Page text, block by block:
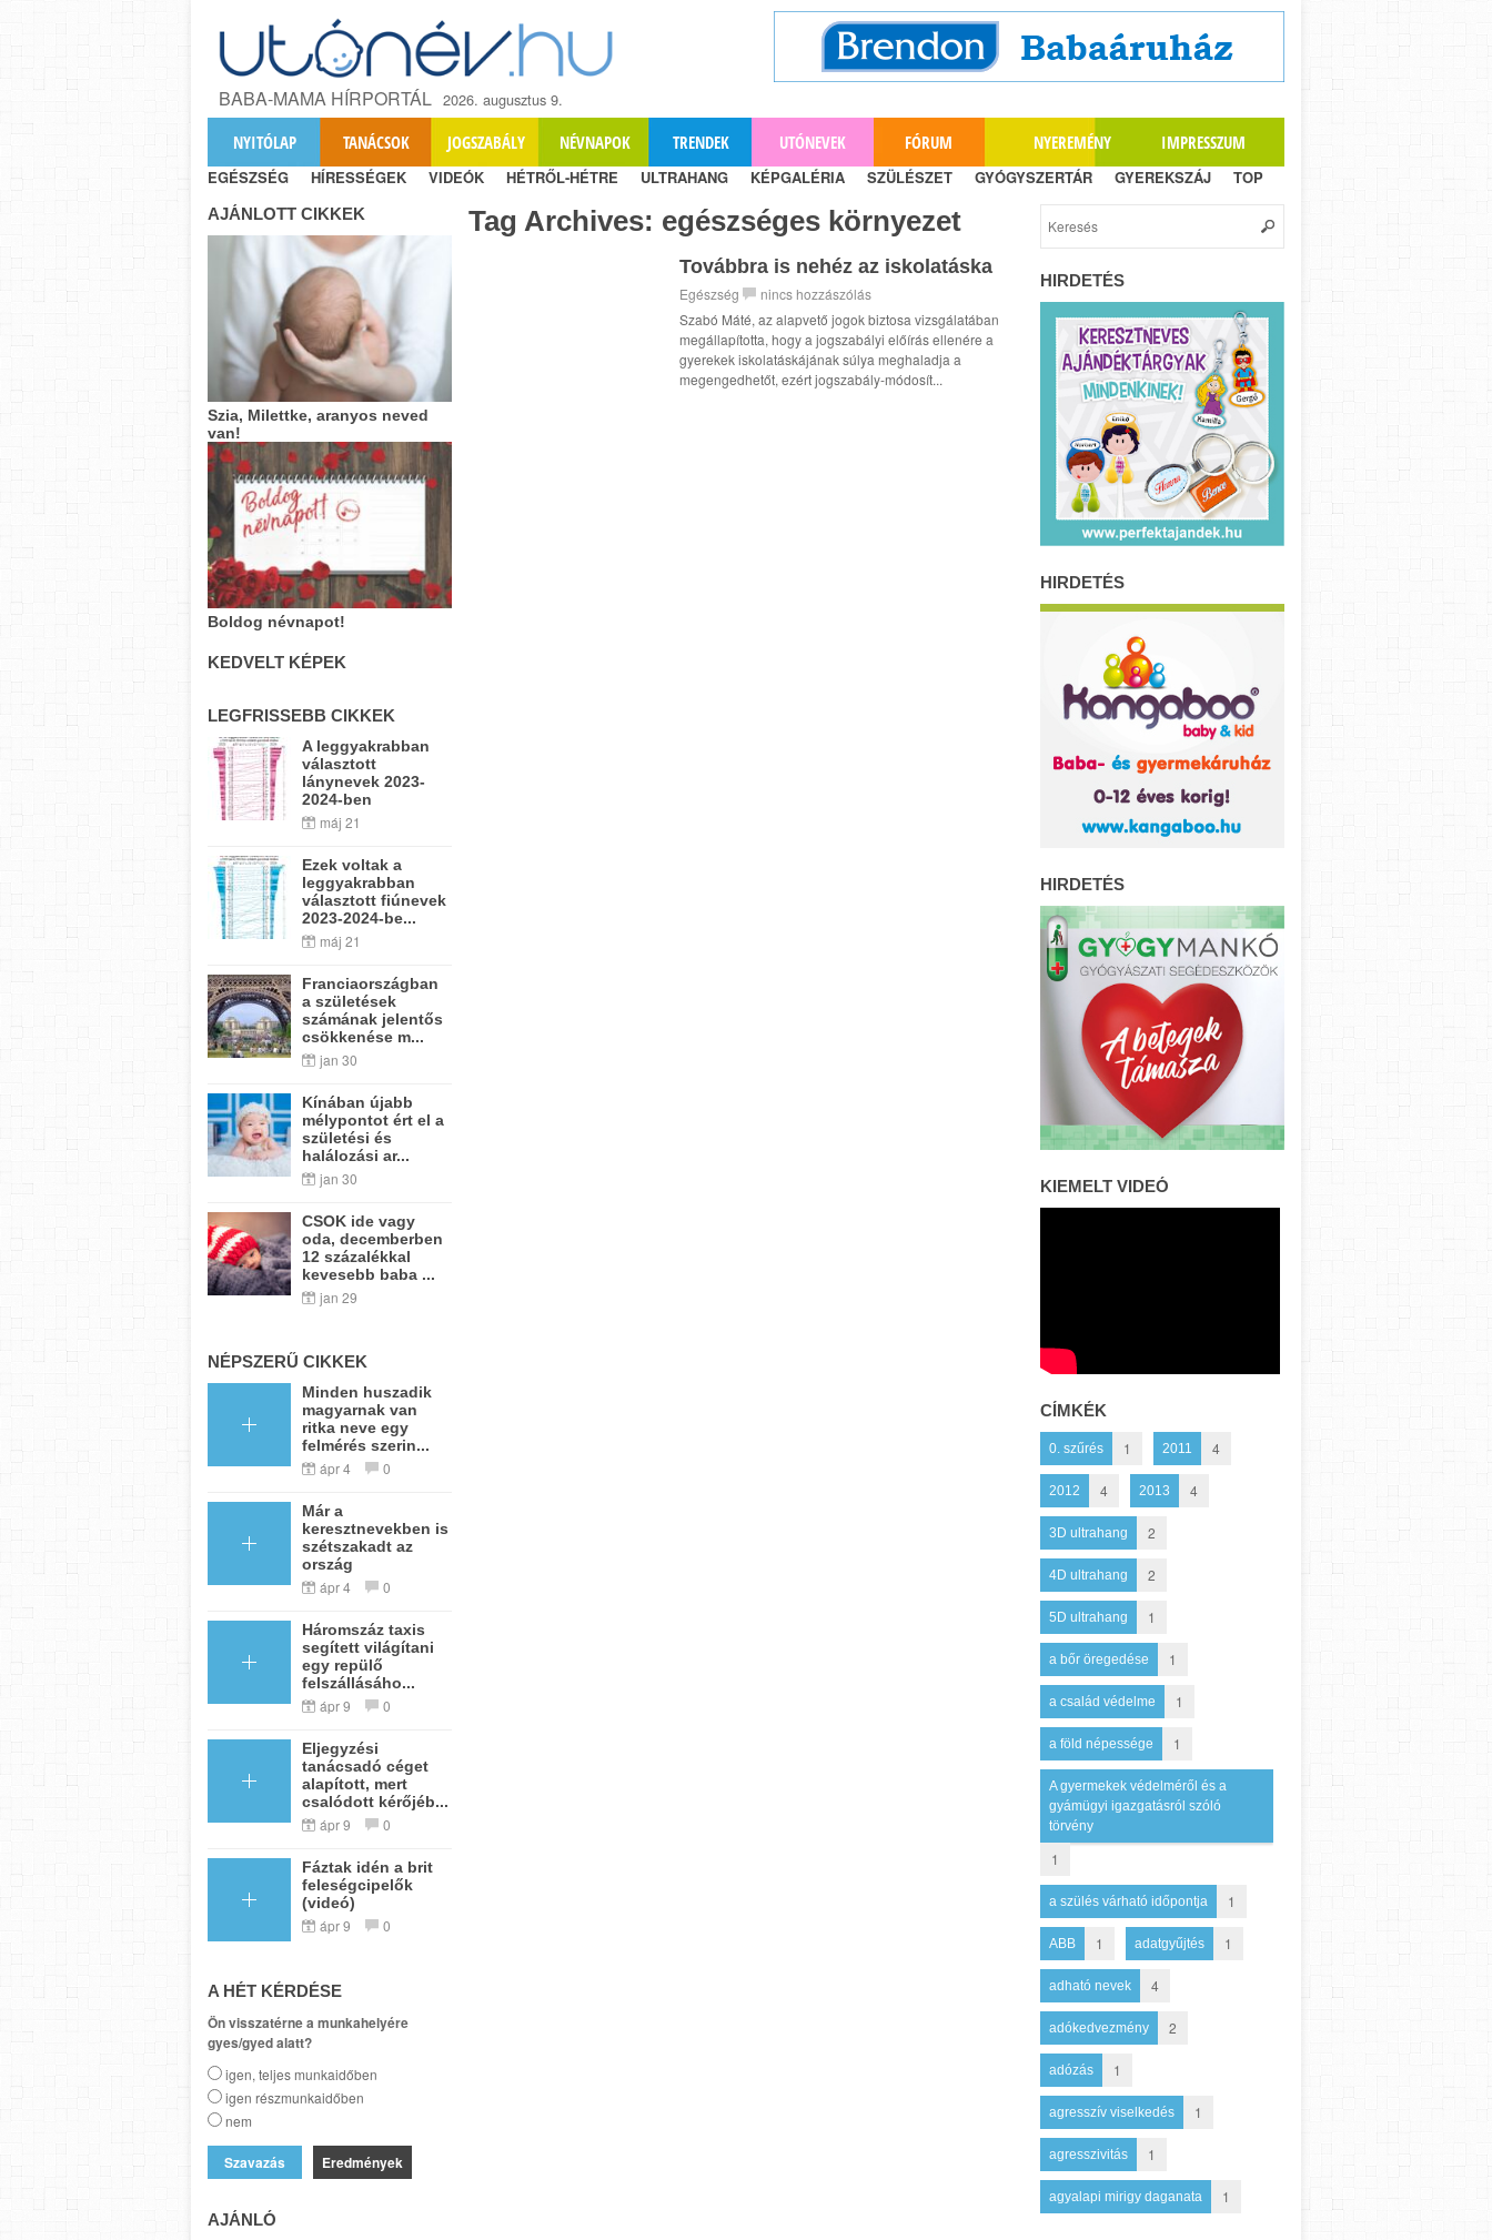
BABA-MAMA HÍRPORTÁL 2026. augusztus 9.
NYITÓLAP TANÁCSOK JOGSZABÁLY NÉVNAPOK TRENDEK UTÓNEVEK FÓRUM NYEREMÉNY IMPRESSZUM
EGÉSZSÉG HÍRESSÉGEK VIDEÓK HÉTRŐL-HÉTRE ULTRAHANG KÉPGALÉRIA SZÜLÉSZET GYÓGYSZERTÁR GYEREKSZÁJ TOP
Tag Archives: egészséges környezet
Továbbra is nehéz az iskolatáska
Egészség
nincs hozzászólás
Szabó Máté, az alapvető jogok biztosa vizsgálatában
megállapította, hogy a jogszabályi előírás ellenére a
gyerekek iskolatáskájának súlya meghaladja a
megengedhetőt, ezért jogszabály-módosít...
AJÁNLOTT CIKKEK
Szia, Milettke, aranyos neved
van!
Boldog névnapot!
KEDVELT KÉPEK
LEGFRISSEBB CIKKEK
A leggyakrabban
választott
lánynevek 2023-
2024-ben
máj 21
Ezek voltak a
leggyakrabban
választott fiúnevek
2023-2024-be...
máj 21
Franciaországban
a születések
számának jelentős
csökkenése m...
jan 30
Kínában újabb
mélypontot ért el a
születési és
halálozási ar...
jan 30
CSOK ide vagy
oda, decemberben
12 százalékkal
kevesebb baba ...
jan 29
NÉPSZERŰ CIKKEK
Minden huszadik
magyarnak van
ritka neve egy
felmérés szerin...
ápr 4 0
Már a
keresztnevekben is
szétszakadt az
ország
ápr 4 0
Háromszáz taxis
segített világítani
egy repülő
felszállásáho...
ápr 9 0
Eljegyzési
tanácsadó céget
alapított, mert
csalódott kérőjéb...
ápr 9 0
Fáztak idén a brit
feleségcipelők
(videó)
ápr 9 0
A HÉT KÉRDÉSE
Ön visszatérne a munkahelyére
gyes/gyed alatt?
igen, teljes munkaidőben
igen részmunkaidőben
nem
Eredmények
AJÁNLÓ
HIRDETÉS
HIRDETÉS
HIRDETÉS
KIEMELT VIDEÓ
CÍMKÉK
0. szűrés 1 2011 4
2012 4 2013 4
3D ultrahang 2
4D ultrahang 2
5D ultrahang 1
a bőr öregedése 1
a család védelme 1
a föld népessége 1
A gyermekek védelméről és a
gyámügyi igazgatásról szóló
törvény
1
a szülés várható időpontja 1
ABB 1 adatgyűjtés 1
adható nevek 4
adókedvezmény 2
adózás 1
agresszív viselkedés 1
agresszivitás 1
agyalapi mirigy daganata 1